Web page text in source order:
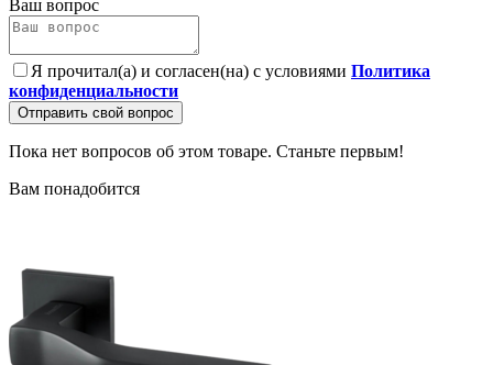
Ваш вопрос
Я прочитал(а) и согласен(на) с условиями Политика
конфиденциальности
Отправить свой вопрос
Пока нет вопросов об этом товаре. Станьте первым!
Вам понадобится